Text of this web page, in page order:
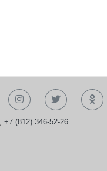
, +7 (812) 346-52-26